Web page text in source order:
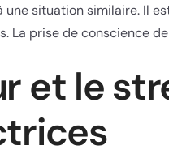
une situation similaire. Il
La prise de conscience
et le